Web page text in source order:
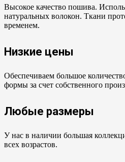
Высокое качество пошива.
натуральных волокон. Ткани
временем.
Низкие цены
Обеспечиваем большое
формы за счет собственного
Любые размеры
У нас в наличии большая
всех возрастов.